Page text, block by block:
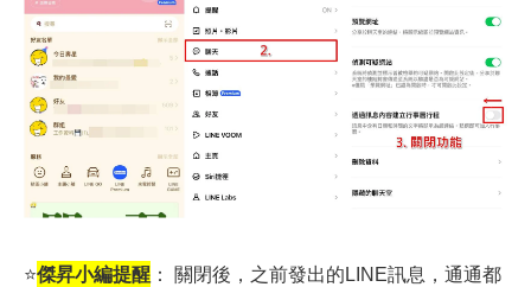
⭐傑昇小編提醒 ： 關閉後，之前發出的LINE訊息，通通都